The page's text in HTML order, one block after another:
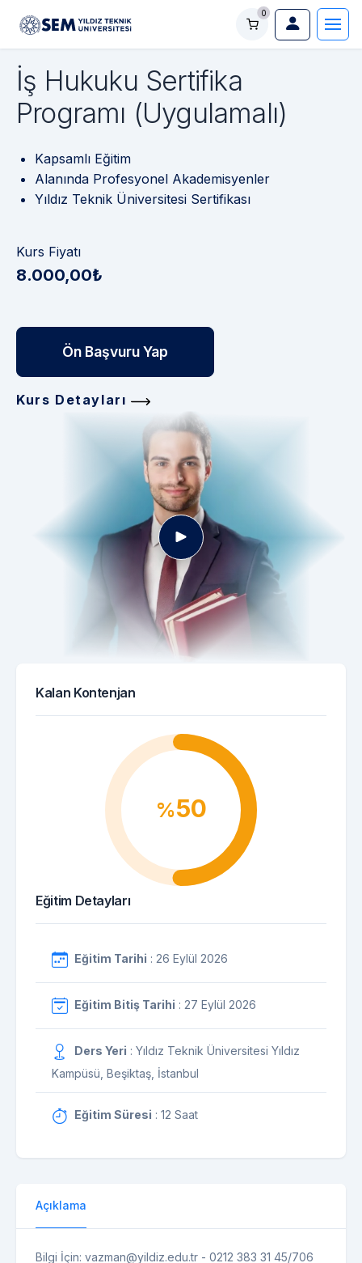
0
İş Hukuku Sertifika
Programı (Uygulamalı)
Kapsamlı Eğitim
Alanında Profesyonel Akademisyenler
Yıldız Teknik Üniversitesi Sertifikası
Kurs Fiyatı
8.000,00₺
Ön Başvuru Yap
Kurs Detayları
Kalan Kontenjan
%50
Eğitim Detayları
Eğitim Tarihi : 26 Eylül 2026
Eğitim Bitiş Tarihi : 27 Eylül 2026
Ders Yeri : Yıldız Teknik Üniversitesi Yıldız
Kampüsü, Beşiktaş, İstanbul
Eğitim Süresi : 12 Saat
Açıklama
Bilgi İçin: vazman@yildiz.edu.tr - 0212 383 31 45/706